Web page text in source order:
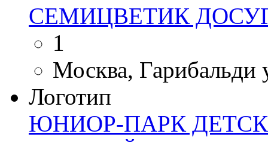
СЕМИЦВЕТИК
1
Москва, Гарибальди
Логотип
ЮНИОР-ПАРК